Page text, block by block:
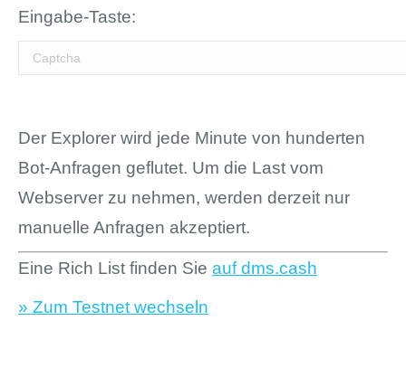
Eingabe-Taste:
Der Explorer wird jede Minute von hunderten
Bot-Anfragen geflutet. Um die Last vom
Webserver zu nehmen, werden derzeit nur
manuelle Anfragen akzeptiert.
Eine Rich List finden Sie auf dms.cash
» Zum Testnet wechseln